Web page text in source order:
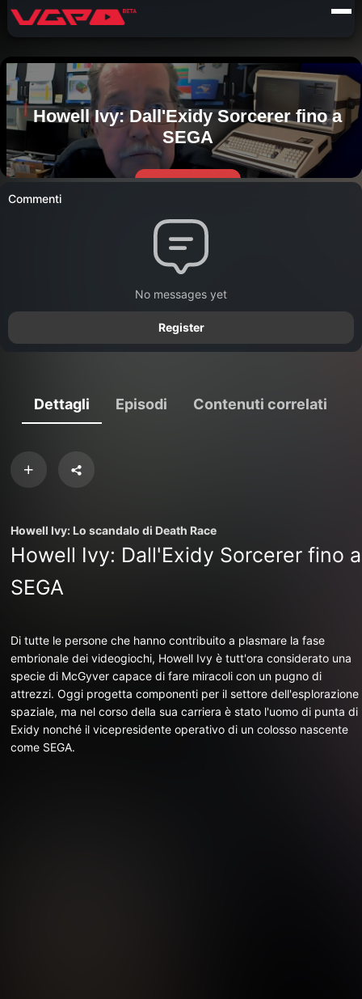
Commenti
No messages yet
Register
Dettagli Episodi Contenuti correlati
Howell Ivy: Lo scandalo di Death Race
Howell Ivy: Dall'Exidy Sorcerer fino a
SEGA
Di tutte le persone che hanno contribuito a plasmare la fase
embrionale dei videogiochi, Howell Ivy è tutt'ora considerato una
specie di McGyver capace di fare miracoli con un pugno di
attrezzi. Oggi progetta componenti per il settore dell'esplorazione
spaziale, ma nel corso della sua carriera è stato l'uomo di punta di
Exidy nonché il vicepresidente operativo di un colosso nascente
come SEGA.